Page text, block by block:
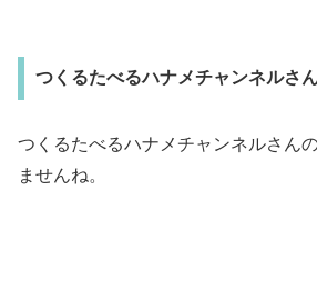
つくるたべるハナメチャンネルさ
つくるたべるハナメチャンネルさん
ませんね。